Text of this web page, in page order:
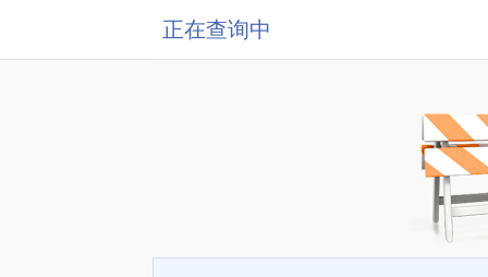
正在查询中